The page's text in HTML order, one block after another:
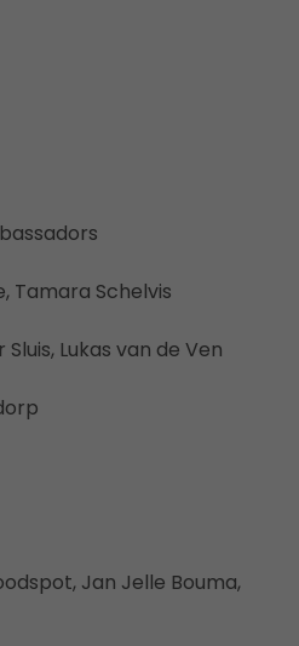
Tamara Schelvis
Lukas van de Ven
Jan Jelle Bouma,